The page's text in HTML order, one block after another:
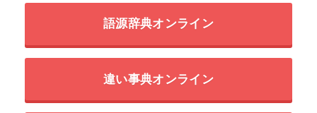
語源辞典オンライン
違い事典オンライン